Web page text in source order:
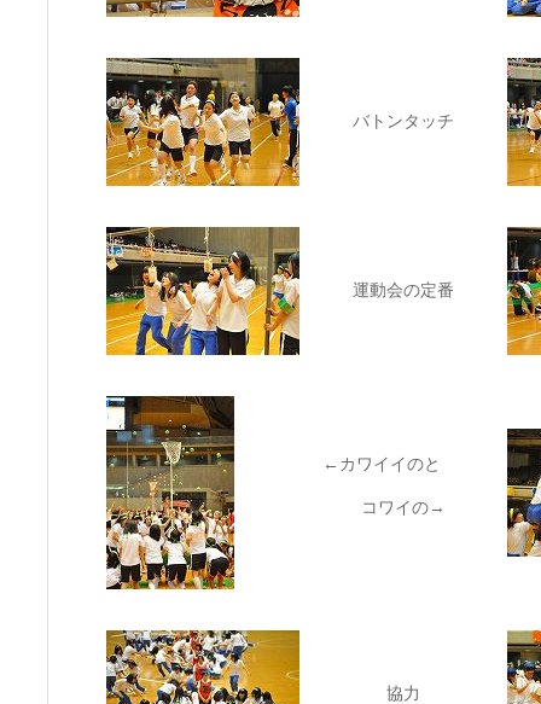
バトンタッチ
運動会の定番
←カワイイのと
コワイの→
協力